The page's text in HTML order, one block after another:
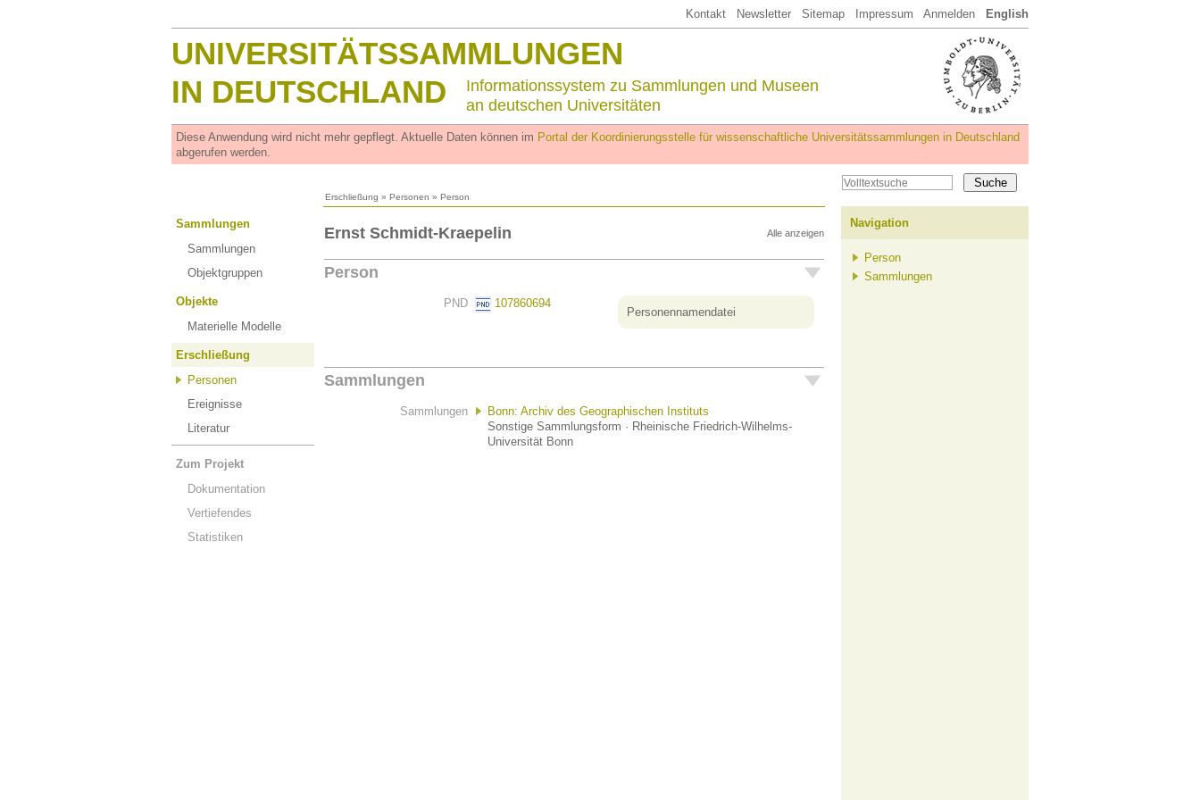
Kontakt Newsletter Sitemap Impressum Anmelden English
UNIVERSITÄTSSAMMLUNGEN
IN DEUTSCHLAND
Informationssystem zu Sammlungen und Museen
an deutschen Universitäten
Diese Anwendung wird nicht mehr gepflegt. Aktuelle Daten können im Portal der Koordinierungsstelle für wissenschaftliche Universitätssammlungen in Deutschland
abgerufen werden.
Erschließung » Personen » Person
Sammlungen
Sammlungen
Objektgruppen
Objekte
Materielle Modelle
Erschließung
Personen
Ereignisse
Literatur
Zum Projekt
Dokumentation
Vertiefendes
Statistiken
Alle anzeigen
Ernst Schmidt-Kraepelin
Person
PND 107860694
Personennamendatei
Sammlungen
Sammlungen
Bonn: Archiv des Geographischen Instituts
Sonstige Sammlungsform · Rheinische Friedrich-Wilhelms-
Universität Bonn
Navigation
Person
Sammlungen